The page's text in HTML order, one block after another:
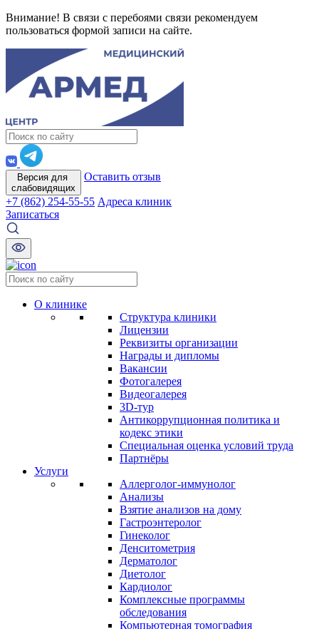
Внимание! В связи с перебоями связи рекомендуем
пользоваться формой записи на сайте.
Версия для
слабовидящих
Оставить отзыв
+7 (862) 254-55-55 Адреса клиник
Записаться
О клинике
Структура клиники
Лицензии
Реквизиты организации
Награды и дипломы
Вакансии
Фотогалерея
Видеогалерея
3D-тур
Антикоррупционная политика и
кодекс этики
Специальная оценка условий труда
Партнёры
Услуги
Аллерголог-иммунолог
Анализы
Взятие анализов на дому
Гастроэнтеролог
Гинеколог
Денситометрия
Дерматолог
Диетолог
Кардиолог
Комплексные программы
обследования
Компьютерная томография